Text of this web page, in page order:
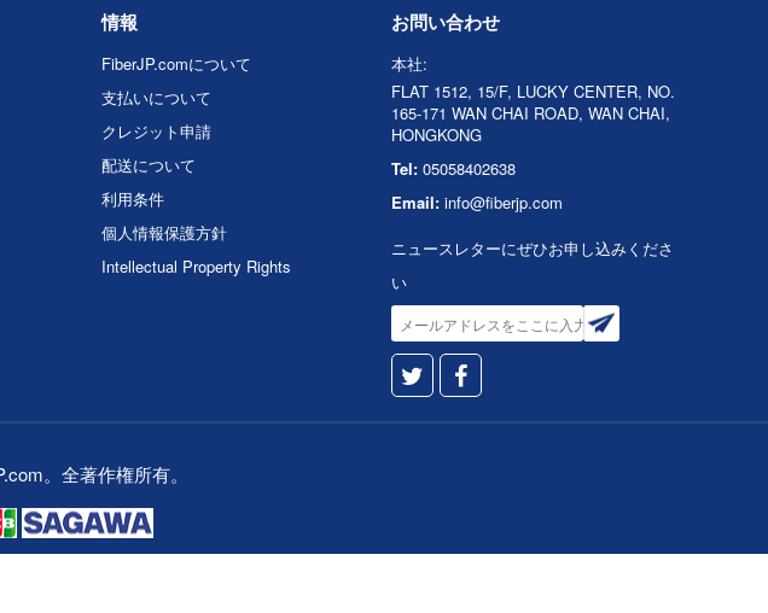
情報
FiberJP.comについて
支払いについて
クレジット申請
配送について
利用条件
個人情報保護方針
Intellectual Property Rights
お問い合わせ
本社:
FLAT 1512, 15/F, LUCKY CENTER, NO.
165-171 WAN CHAI ROAD, WAN CHAI,
HONGKONG
Tel: 05058402638
Email: info@fiberjp.com
ニュースレターにぜひお申し込みくださ
い
。全著作権所有。